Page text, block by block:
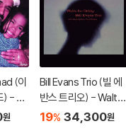
(이
) - Ka
핑
원
Bill Evans Trio (빌 에
반스 트리오) - Waltz
For Debby [마블 컬러
19% 34,300원